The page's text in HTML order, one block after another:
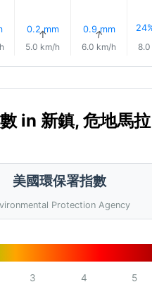
0.2 mm
↑
5.0 km/h
0.9 mm
↑
6.0 km/h 8.0
in 新鎮, 危地馬
美國環保署指數
Protection Agency
3 4 5